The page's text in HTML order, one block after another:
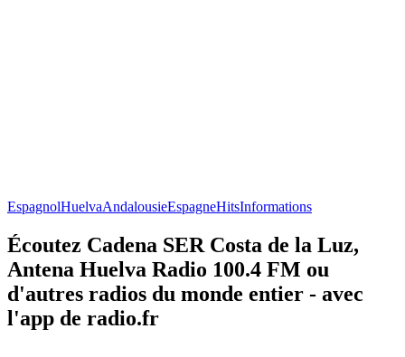
EspagnolHuelvaAndalousieEspagneHitsInformations
Écoutez Cadena SER Costa de la Luz,
Antena Huelva Radio 100.4 FM ou
d'autres radios du monde entier - avec
l'app de radio.fr